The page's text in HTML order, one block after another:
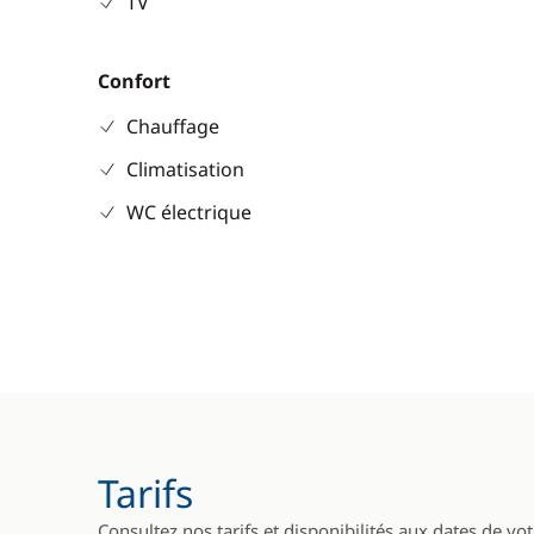
Confort
Chauffage
Climatisation
WC électrique
Tarifs